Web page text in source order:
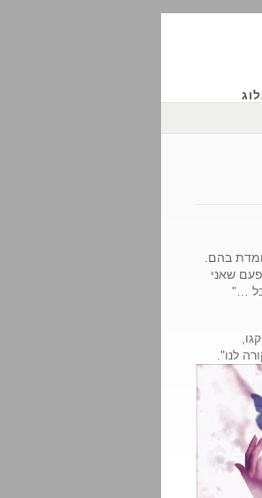
בהם.
שאני
…"
לנו".